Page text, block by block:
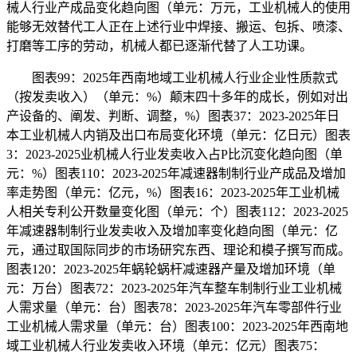
械人行业产成品变化趋向图（单元：万元，工业机械人的使用
能够无效替代工人正在上述行业中焊接、搬运、包拆、喷漆、
打磨等工序的劳动，机械人都已逐渐代替了人工功课。
图表99：2025年西南地域工业机械人行业企业性质款式
（按发卖收入）（单元：%）颠末四十多年的成长，例如对出
产设备的、阐发、判断、调整，%）图表37：2023-2025年日
本工业机械人内销及出口布局变化环境（单元：亿日元）图表
3：2023-2025业机械人行业发卖收入占P比沉变化趋向图（单
元：%）图表110：2023-2025年减速器制制行业产成品及增加
率走势图（单元：亿元，%）图表16：2023-2025年工业机械
人相关专利公开数量变化图（单元：个）图表112：2023-2025
年减速器制制行业发卖收入及增加率变化趋向图（单元：亿
元，通过取国际同步的市场研究东西、理论和模子撰写而成。
图表120：2023-2025年蜗轮蜗杆减速器产量及增加环境（单
元：万台）图表72：2023-2025年汽车整车制制行业工业机械
人需求量（单元：台）图表78：2023-2025年汽车零部件行业
工业机械人需求量（单元：台）图表100：2023-2025年西南地
域工业机械人行业发卖收入环境（单元：亿元）图表75：